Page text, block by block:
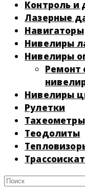
Контроль и
Лазерные
Навигаторы
Нивелиры
Нивелиры
Ремонт
Нивелиры
Рулетки
Тахеометры
Теодолиты